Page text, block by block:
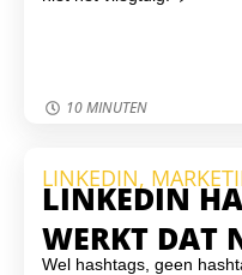
10 MINUTEN
LINKEDIN,
LINKEDIN
WERKT DAT
Wel hashtags, geen